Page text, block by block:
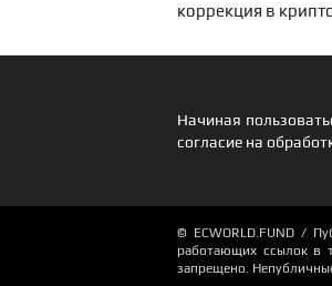
коррекция в
Начиная
согласие на
© ECWORLD.FUND /
работающих ссылок в
запрещено.